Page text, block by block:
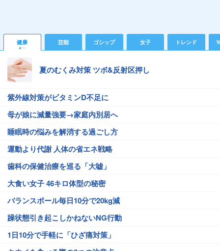
健康 芸能 ゴシップ 女子 トレンド
夏のむくみ対策 ツボ&反射区押し
紫外線対策がビタミンD不足に
母が娘に減量強要→家庭内別居へ
睡眠時の悩みを解消する過ごし方
運動より代謝 人体の省エネ戦略
歯科の保健治療を巡る「大嘘」
大食い女子 46キロ体型の秘密
バランスボール毎日10分で20kg減
躁状態引き起こしかねないNG行動
1日10分で手軽に「ひざ痛対策」